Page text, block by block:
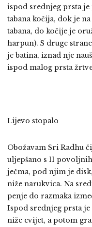
ispod srednjeg prsta
tabana kočija, dok je
tabana, do kočije je
harpun). S druge
je batina, iznad nje
ispod malog prsta
Lijevo stopalo
Obožavam Sri Radhu
uljepšano s 11
ječma, pod njim je
niže narukvica. Na
penje do razmaka
Ispod srednjeg prsta
niže cvijet, a potom